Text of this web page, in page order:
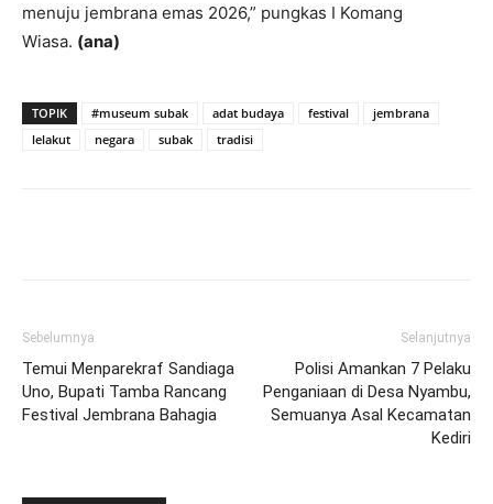
menuju jembrana emas 2026,” pungkas I Komang
Wiasa. (ana)
TOPIK #museum subak adat budaya festival
jembrana
lelakut
negara subak tradisi
Sebelumnya
Temui Menparekraf Sandiaga
Uno, Bupati Tamba Rancang
Festival Jembrana Bahagia
Selanjutnya
Polisi Amankan 7 Pelaku
Penganiaan di Desa Nyambu,
Semuanya Asal Kecamatan
Kediri